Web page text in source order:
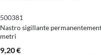
500381
Nastro sigillante
metri
9,20 €